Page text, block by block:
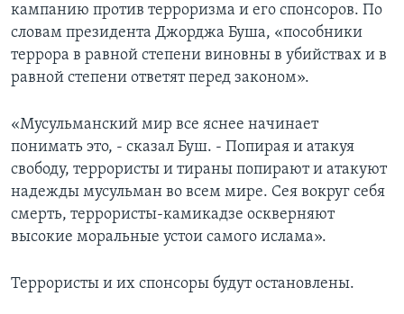
кампанию против терроризма и его спонсоров. По
словам президента Джорджа Буша, «пособники
террора в равной степени виновны в убийствах и в
равной степени ответят перед законом».
«Мусульманский мир все яснее начинает
понимать это, - сказал Буш. - Попирая и атакуя
свободу, террористы и тираны попирают и атакуют
надежды мусульман во всем мире. Сея вокруг себя
смерть, террористы-камикадзе оскверняют
высокие моральные устои самого ислама».
Террористы и их спонсоры будут остановлены.